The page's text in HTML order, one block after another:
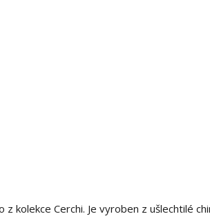
kolekce Cerchi. Je vyroben z ušlechtilé